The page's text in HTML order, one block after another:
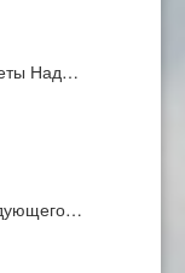
Над…